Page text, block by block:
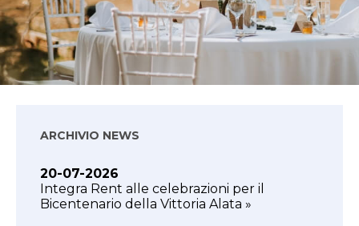
ARCHIVIO NEWS
20-07-2026
Integra Rent alle celebrazioni per il
Bicentenario della Vittoria Alata »